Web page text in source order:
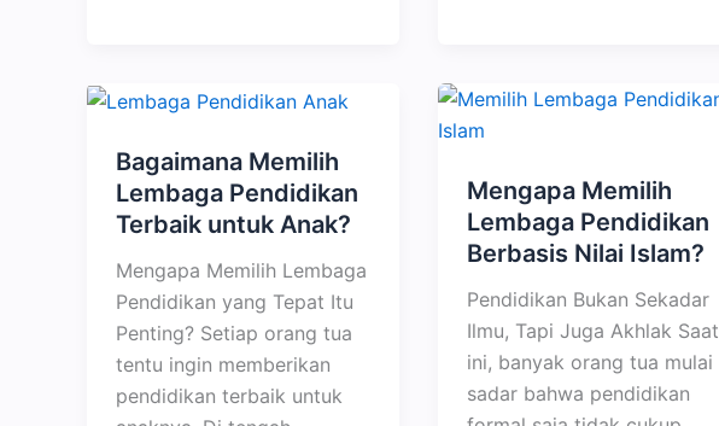
Bagaimana Memilih
Lembaga Pendidikan
Terbaik untuk Anak?
Mengapa Memilih Lembaga
Pendidikan yang Tepat Itu
Penting? Setiap orang tua
tentu ingin memberikan
pendidikan terbaik untuk
Mengapa Memilih
Lembaga Pendidikan
Berbasis Nilai Islam?
Pendidikan Bukan Sekadar
Ilmu, Tapi Juga Akhlak Saat
ini, banyak orang tua mulai
sadar bahwa pendidikan